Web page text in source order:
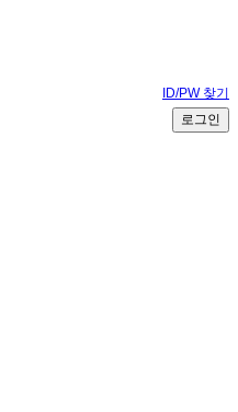
ID/PW 찾기
로그인